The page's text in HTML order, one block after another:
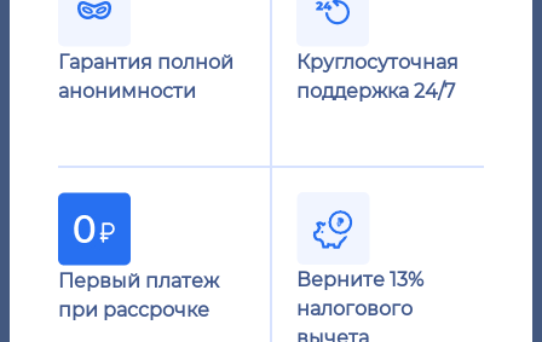
Гарантия полной
анонимности
Круглосуточная
поддержка 24/7
Первый платеж
при рассрочке
Верните 13%
налогового
вычета